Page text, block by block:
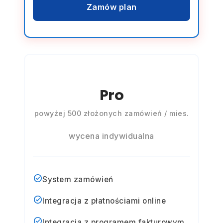
Zamów plan
Pro
powyżej 500 złożonych zamówień / mies.
wycena indywidualna
check_circleSystem zamówień
check_circleIntegracja z płatnościami online